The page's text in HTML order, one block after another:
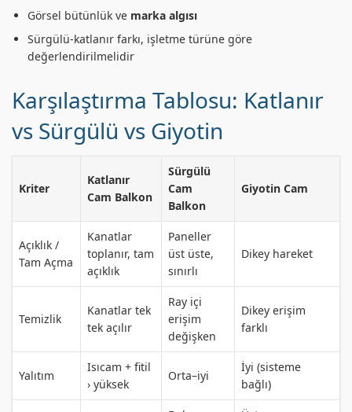
Görsel bütünlük ve marka algısı
Sürgülü-katlanır farkı, işletme türüne göre
değerlendirilmelidir
Karşılaştırma Tablosu: Katlanır
vs Sürgülü vs Giyotin
Kriter
Katlanır
Cam Balkon
Sürgülü
Cam
Balkon
Giyotin Cam
Açıklık /
Tam Açma
Kanatlar
toplanır, tam
açıklık
Paneller
üst üste,
sınırlı
Dikey hareket
Temizlik
Kanatlar tek
tek açılır
Ray içi
erişim
değişken
Dikey erişim
farklı
Yalıtım
Isıcam + fitil
› yüksek
Orta–iyi
İyi (sisteme
bağlı)